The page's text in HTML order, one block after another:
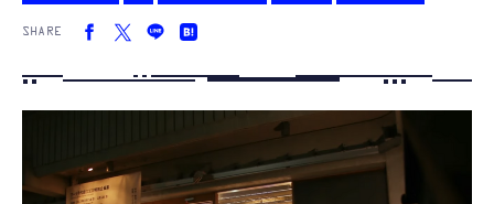
FOLLOW US
SHARE